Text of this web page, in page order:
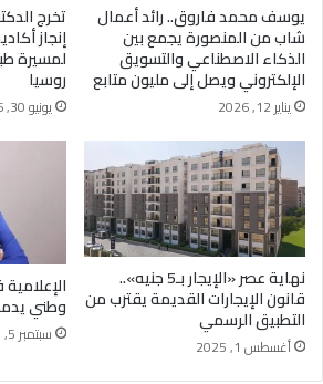
يوسف محمد فاروق.. رائد أعمال
شاب من المنصورة يجمع بين
الذكاء الاصطناعي والتسويق
الإلكتروني ويصل إلى مليون متابع
يناير 12, 2026
تخرج
إنجاز
لمسيرة
روسيا
يونيو 30, 2026
نهاية عصر «الإيجار بـ5 جنيه»..
قانون الإيجارات القديمة يقترب من
التطبيق الرسمي
أغسطس 1, 2025
وطني
سبتمبر 5, 2025